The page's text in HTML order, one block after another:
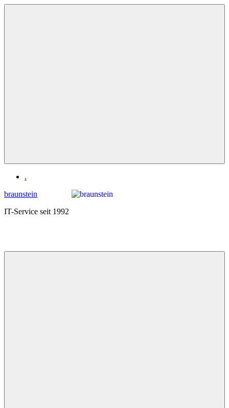
Zum
.
braunstein
IT-Service seit 1992